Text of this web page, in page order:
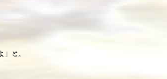
」と。